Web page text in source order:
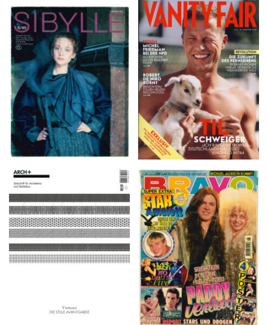
VANITY FAIR – Nr. 7 –
8. Februar 2007
SIBYLLE 6/89
ARCH+ Nr. 226, Herbst
2016
BRAVO – Nr. 8, 13. Febr.
1997